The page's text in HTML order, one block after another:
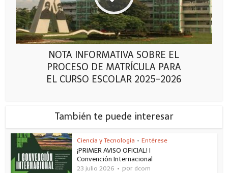
NOTA INFORMATIVA SOBRE EL
PROCESO DE MATRÍCULA PARA
EL CURSO ESCOLAR 2025-2026
También te puede interesar
Ciencia y Tecnología • Entérese
¡PRIMER AVISO OFICIAL! I
Convención Internacional
23 julio 2026 por dcom